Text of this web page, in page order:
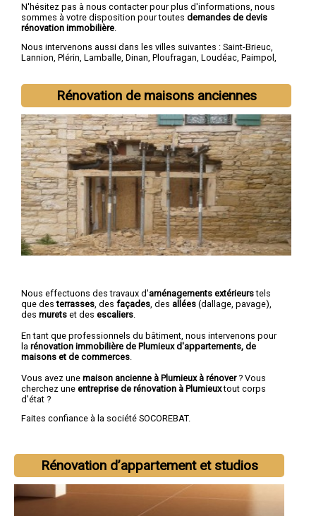
N'hésitez pas à nous contacter pour plus d'informations, nous
sommes à votre disposition pour toutes demandes de devis
rénovation immobilière
Nous intervenons aussi dans les villes suivantes : Saint-Brieuc,
Lannion, Plérin, Lamballe, Dinan, Ploufragan, Loudéac, Paimpol ,
Rénovation de maisons anciennes
Nous effectuons des travaux d'aménagements extérieurstels
que desterrasses , des façades , des allées (dallage, pavage),
des murets et des escaliers
En tant que professionnels du bâtiment, nous intervenons pour
la rénovation immobilière de Plumieux d'appartements, de
maisons et de commerces
Vous avez une maison ancienne à Plumieux à rénover? Vous
cherchez une entreprise de rénovation à Plumieuxtout corps
d'état ?
Faites confiance à la société SOCOREBAT.
Rénovation d’appartement et studios